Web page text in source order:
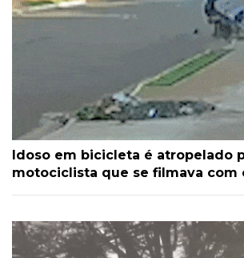
Idoso em bicicleta é atropelado
motociclista que se filmava com